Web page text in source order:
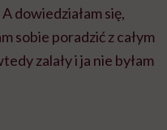
dowiedziałam się,
sobie poradzić z całym
zalały i ja nie byłam